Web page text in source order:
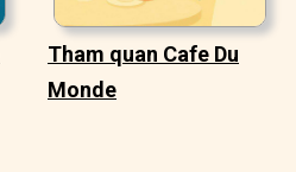
Tham quan Cafe Du
Monde